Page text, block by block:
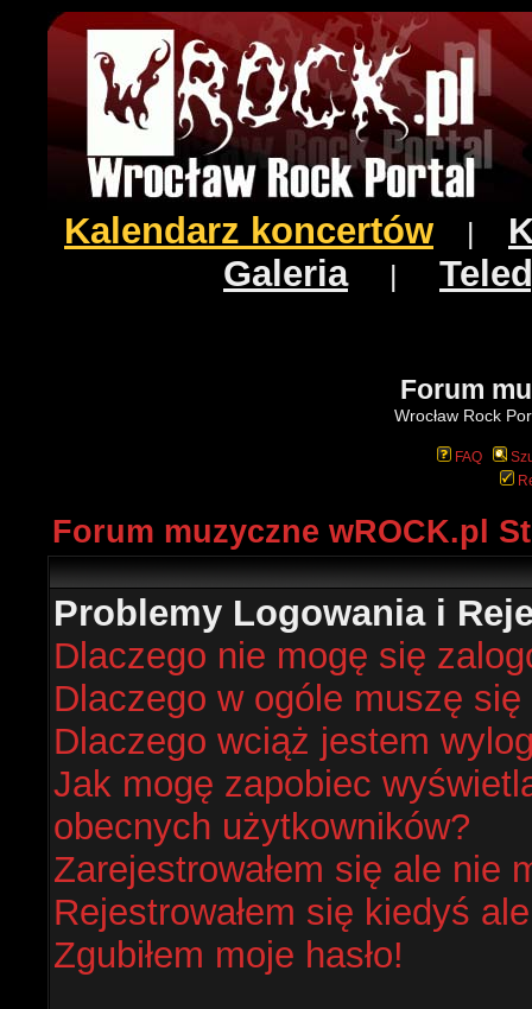
Kalendarz koncertów
Galeria|
Forum
Wrocław Rock
FAQ
Forum muzyczne wROCK.pl
Problemy Logowania i
Dlaczego nie mogę się
Dlaczego w ogóle muszę
Dlaczego wciąż jestem
Jak mogę zapobiec
obecnych użytkowników?
Zarejestrowałem się ale nie
Rejestrowałem się kiedyś
Zgubiłem moje hasło!